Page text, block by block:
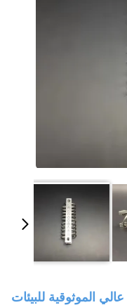
الموثوقية للبيئات